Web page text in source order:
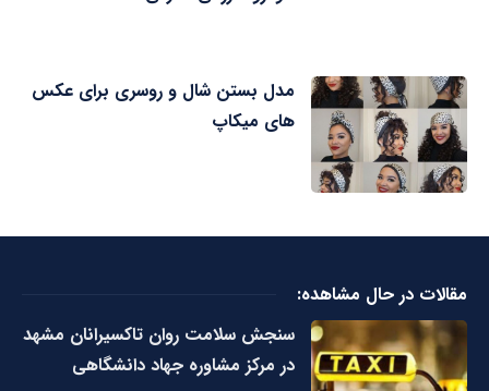
مدل بستن شال و روسری برای عکس
های میکاپ
مقالات در حال مشاهده:
سنجش سلامت روان تاکسیرانان مشهد
در مرکز مشاوره جهاد دانشگاهی